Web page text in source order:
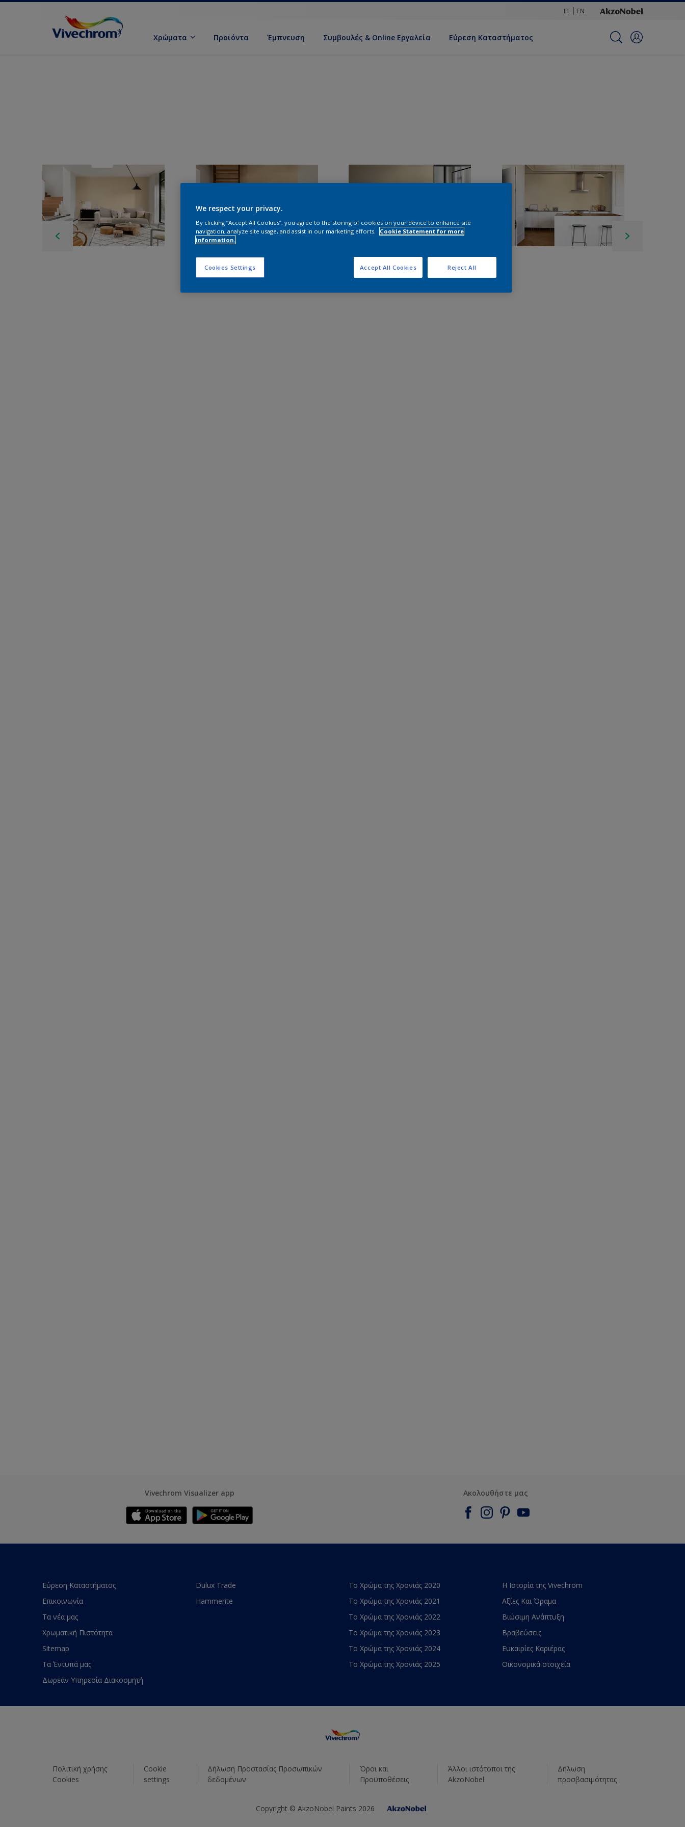
EL EN
Χρώματα Προϊόντα Έμπνευση Συμβουλές & Online Εργαλεία Εύρεση Καταστήματος
Vivechrom Visualizer app Ακολουθήστε μας
Εύρεση Καταστήματος
Επικοινωνία
Τα νέα μας
Χρωματική Πιστότητα
Sitemap
Τα Έντυπά μας
Δωρεάν Υπηρεσία Διακοσμητή
Dulux Trade
Hammerite
Το Χρώμα της Χρονιάς 2020
Το Χρώμα της Χρονιάς 2021
Το Χρώμα της Χρονιάς 2022
Το Χρώμα της Χρονιάς 2023
Το Χρώμα της Χρονιάς 2024
Το Χρώμα της Χρονιάς 2025
Η Ιστορία της Vivechrom
Αξίες Και Όραμα
Βιώσιμη Ανάπτυξη
Βραβεύσεις
Ευκαιρίες Καριέρας
Οικονομικά στοιχεία
Πολιτική χρήσης
Cookies
Cookie
settings
Δήλωση Προστασίας Προσωπικών
δεδομένων
Όροι και
Προϋποθέσεις
Άλλοι ιστότοποι της
AkzoNobel
Δήλωση
προσβασιμότητας
Copyright © AkzoNobel Paints 2026
We respect your privacy.
By clicking “Accept All Cookies”, you agree to the storing of cookies on your device to enhance site
navigation, analyze site usage, and assist in our marketing efforts.
Cookie Statement for more
information.
Cookies Settings Reject All
Accept All Cookies